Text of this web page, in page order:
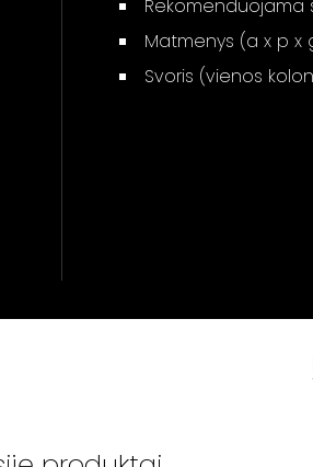
Rekomenduojama
Matmenys (a x p x
Svoris (vienos